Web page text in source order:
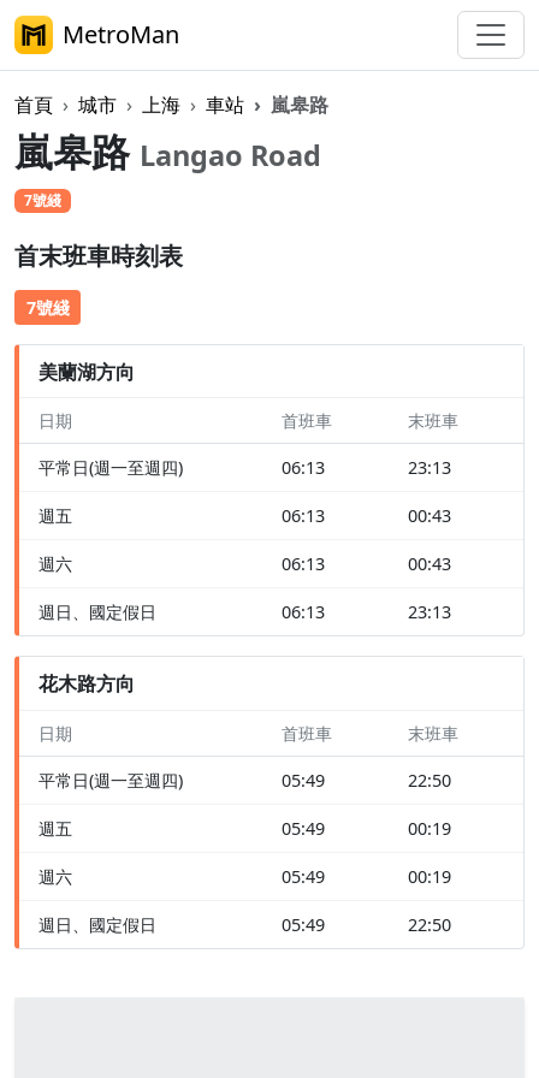
MetroMan
首頁 城市 上海 車站 嵐皋路
嵐皋路 Langao Road
7號綫
首末班車時刻表
7號綫
美蘭湖方向
日期 首班車 末班車
平常日(週一至週四) 06:13 23:13
週五 06:13 00:43
週六 06:13 00:43
週日、國定假日 06:13 23:13
花木路方向
日期 首班車 末班車
平常日(週一至週四) 05:49 22:50
週五 05:49 00:19
週六 05:49 00:19
週日、國定假日 05:49 22:50